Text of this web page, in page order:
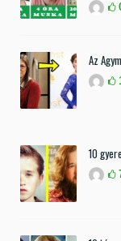
Az
10